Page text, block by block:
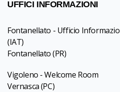
UFFICI INFORMAZIONI
Fontanellato - Ufficio
(IAT)
Fontanellato(PR)
Vigoleno - Welcome Room
Vernasca(PC)